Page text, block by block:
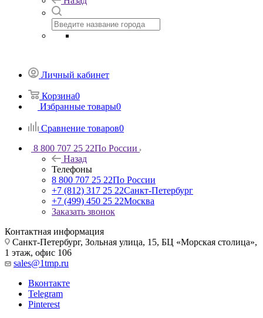
Личный кабинет
Корзина0
Избранные товары0
Сравнение товаров0
8 800 707 25 22По России
Назад
Телефоны
8 800 707 25 22По России
+7 (812) 317 25 22Санкт-Петербург
+7 (499) 450 25 22Москва
Заказать звонок
Контактная информация
Санкт-Петербург, Зольная улица, 15, БЦ «Морская столица»,
1 этаж, офис 106
sales@1tmp.ru
Вконтакте
Telegram
Pinterest